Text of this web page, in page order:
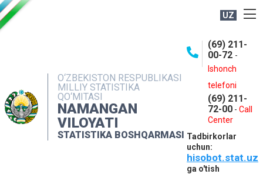
UZ
O‘ZBEKISTON RESPUBLIKASI
MILLIY STATISTIKA
QO‘MITASI
NAMANGAN
VILOYATI
STATISTIKA BOSHQARMASI
(69) 211-
00-72 -
Ishonch
telefoni
(69) 211-
72-00 - Call
Center
Tadbirkorlar
uchun:
hisobot.stat.uz
ga o'tish
NASHRLAR
INTERAKTIV XIZMATLAR
MATBUOT XIZMATI
MUROJAATLAR